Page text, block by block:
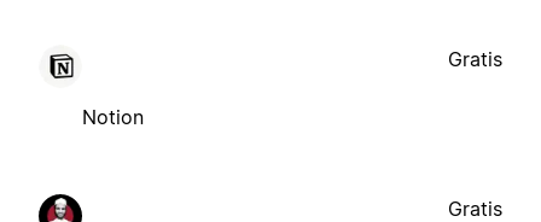
Notion
Gratis
Gratis